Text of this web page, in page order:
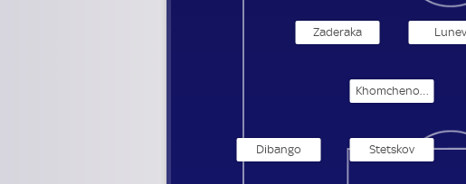
Stetskov
Dibango
Khomchenovskiy
Lunev
Zaderaka